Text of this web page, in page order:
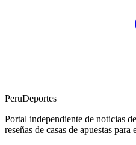
PeruDeportes
Portal independiente de noticias
reseñas de casas de apuestas